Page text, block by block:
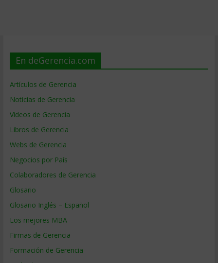
En deGerencia.com
Artículos de Gerencia
Noticias de Gerencia
Videos de Gerencia
Libros de Gerencia
Webs de Gerencia
Negocios por País
Colaboradores de Gerencia
Glosario
Glosario Inglés – Español
Los mejores MBA
Firmas de Gerencia
Formación de Gerencia